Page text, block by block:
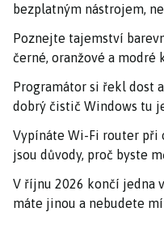
bezplatným nástrojem,
Poznejte tajemství
černé, oranžové a modré
Programátor si řekl dost
dobrý čistič Windows tu
Vypínáte Wi-Fi router při
jsou důvody, proč byste
V říjnu 2026 končí jedna
máte jinou a nebudete